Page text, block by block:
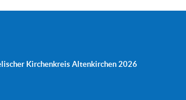
Kirchenkreis Altenkirchen 2026